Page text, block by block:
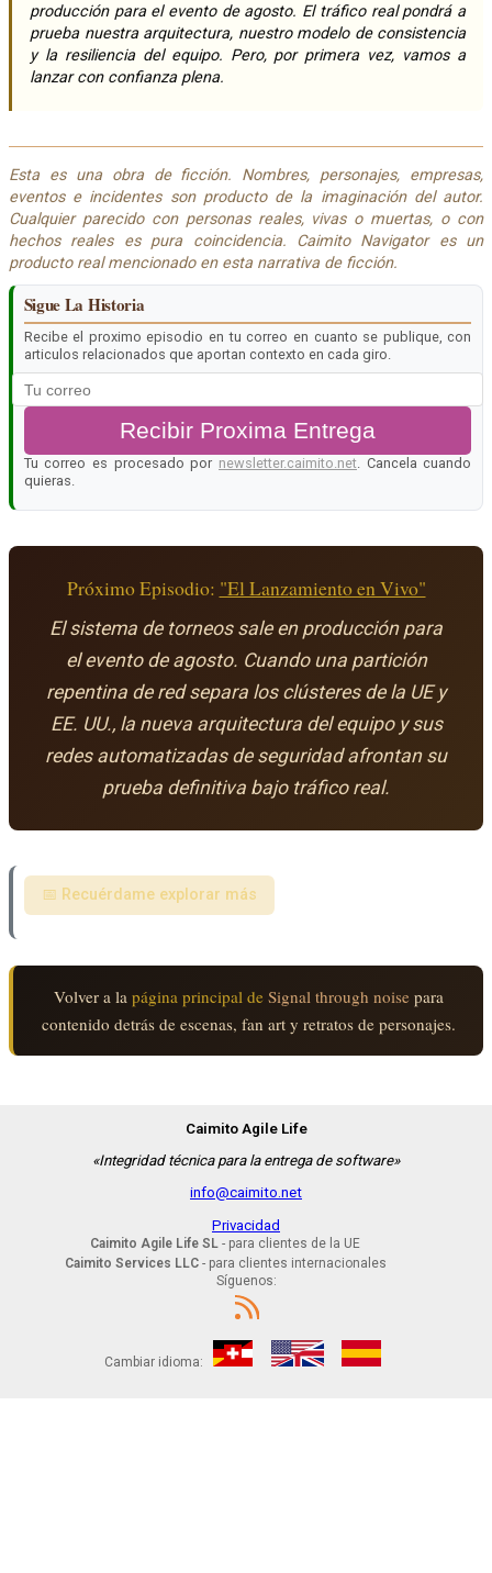
producción para el evento de agosto. El tráfico real pondrá a
prueba nuestra arquitectura, nuestro modelo de consistencia
y la resiliencia del equipo. Pero, por primera vez, vamos a
lanzar con confianza plena.
Esta es una obra de ficción. Nombres, personajes, empresas,
eventos e incidentes son producto de la imaginación del autor.
Cualquier parecido con personas reales, vivas o muertas, o con
hechos reales es pura coincidencia. Caimito Navigator es un
producto real mencionado en esta narrativa de ficción.
Sigue La Historia
Recibe el proximo episodio en tu correo en cuanto se publique, con
articulos relacionados que aportan contexto en cada giro.
Recibir Proxima Entrega
Tu correo es procesado por newsletter.caimito.net. Cancela cuando
quieras.
Próximo Episodio: "El Lanzamiento en Vivo"
El sistema de torneos sale en producción para
el evento de agosto. Cuando una partición
repentina de red separa los clústeres de la UE y
EE. UU., la nueva arquitectura del equipo y sus
redes automatizadas de seguridad afrontan su
prueba definitiva bajo tráfico real.
📅 Recuérdame explorar más
Volver a la página principal de Signal through noisepara
contenido detrás de escenas, fan art y retratos de personajes.
Caimito Agile Life
«Integridad técnica para la entrega de software»
info@caimito.net
Privacidad
Caimito Agile Life SL - para clientes de la UE
Caimito Services LLC- para clientes internacionales
Síguenos:
Cambiar idioma: